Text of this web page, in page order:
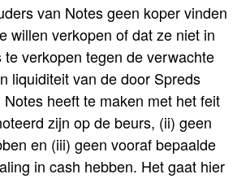
van Notes geen koper vinden
willen verkopen of dat ze niet in
verkopen tegen de verwachte
liquiditeit van de door Spreds
heeft te maken met het feit
zijn op de beurs, (ii) geen
en (iii) geen vooraf bepaalde
in cash hebben. Het gaat hier